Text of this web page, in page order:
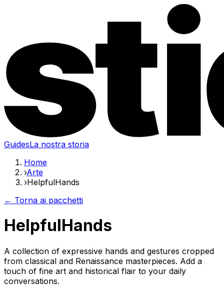
GuidesLa nostra storia
Home
›Arte
›HelpfulHands
← Torna ai pacchetti
HelpfulHands
A collection of expressive hands and gestures cropped
from classical and Renaissance masterpieces. Add a
touch of fine art and historical flair to your daily
conversations.